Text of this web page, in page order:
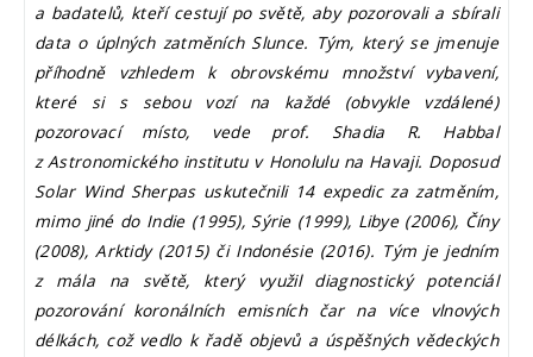
a badatelů, kteří cestují po světě, aby pozorovali a sbírali
data o úplných zatměních Slunce. Tým, který se jmenuje
příhodně vzhledem k obrovskému množství vybavení,
které si s sebou vozí na každé (obvykle vzdálené)
pozorovací místo, vede prof. Shadia R. Habbal
z Astronomického institutu v Honolulu na Havaji. Doposud
Solar Wind Sherpas uskutečnili 14 expedic za zatměním,
mimo jiné do Indie (1995), Sýrie (1999), Libye (2006), Číny
(2008), Arktidy (2015) či Indonésie (2016). Tým je jedním
z mála na světě, který využil diagnostický potenciál
pozorování koronálních emisních čar na více vlnových
délkách, což vedlo k řadě objevů a úspěšných vědeckých